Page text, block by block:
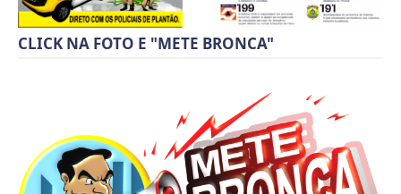
CLICK NA FOTO E "METE BRONCA"